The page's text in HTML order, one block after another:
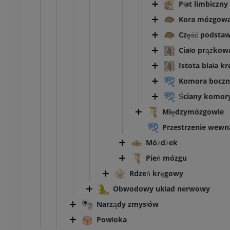
Płat limbiczny
Kora
Część
Ciało
Istota biała
Komora
Ściany
Międzymózgowie
Przestrzenie
Móżdżek
Pień mózgu
Rdzeń kręgowy
Obwodowy układ nerwowy
Narządy zmysłów
Powłoka